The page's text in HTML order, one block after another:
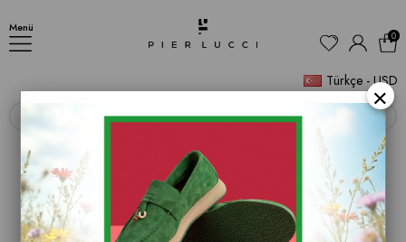
Menü
Türkçe - USD
0
×